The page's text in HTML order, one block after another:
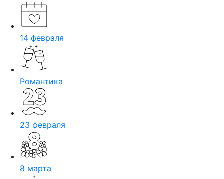
14 февраля
Романтика
23 февраля
8 марта